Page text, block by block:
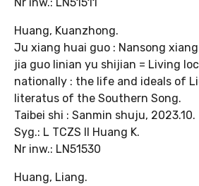
Huang, Kuanzhong.
Ju xiang huai guo : Nansong
jia guo linian yu shijian = Living
nationally : the life and ideals of
literatus of the Southern Song.
Taibei shi : Sanmin shuju, 2023.10.
Syg.: L TCZS II Huang K.
Nr inw.: LN51530
Huang, Liang.